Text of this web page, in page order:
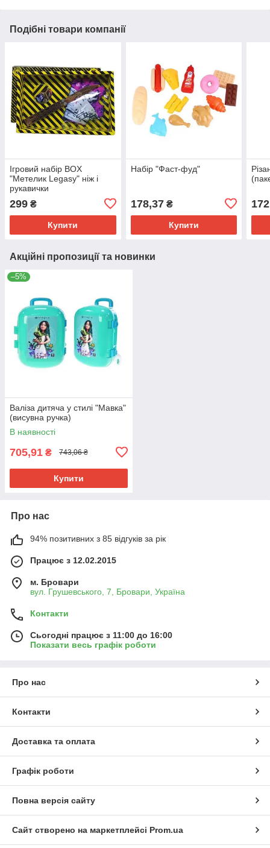
Подібні товари компанії
Ігровий набір BOX
"Метелик Legasy" ніж і
рукавички
299 ₴
Купити
Набір "Фаст-фуд"
178,37₴
Купити
Акційні пропозиції та новинки
–5%
Валіза дитяча у стилі "Мавка"
(висувна ручка)
В наявності
705,91 ₴ 743,06 ₴
Купити
Про нас
94% позитивних з 85 відгуків за рік
Працює з 12.02.2015
м. Бровари
вул. Грушевського, 7, Бровари, Україна
Контакти
Сьогодні працює з 11:00 до 16:00
Показати весь графік роботи
Про нас
Контакти
Доставка та оплата
Графік роботи
Повна версія сайту
Сайт створено на маркетплейсі Prom.ua